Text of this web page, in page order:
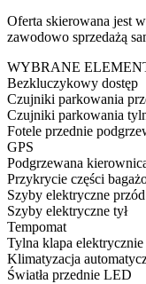
Oferta skierowana jest
zawodowo sprzedażą
WYBRANE
Bezkluczykowy dostęp
Czujniki parkowania
Czujniki parkowania
Fotele przednie
GPS
Podgrzewana
Przykrycie części
Szyby elektryczne przód
Szyby elektryczne tył
Tempomat
Tylna klapa elektrycznie
Klimatyzacja
Światła przednie LED